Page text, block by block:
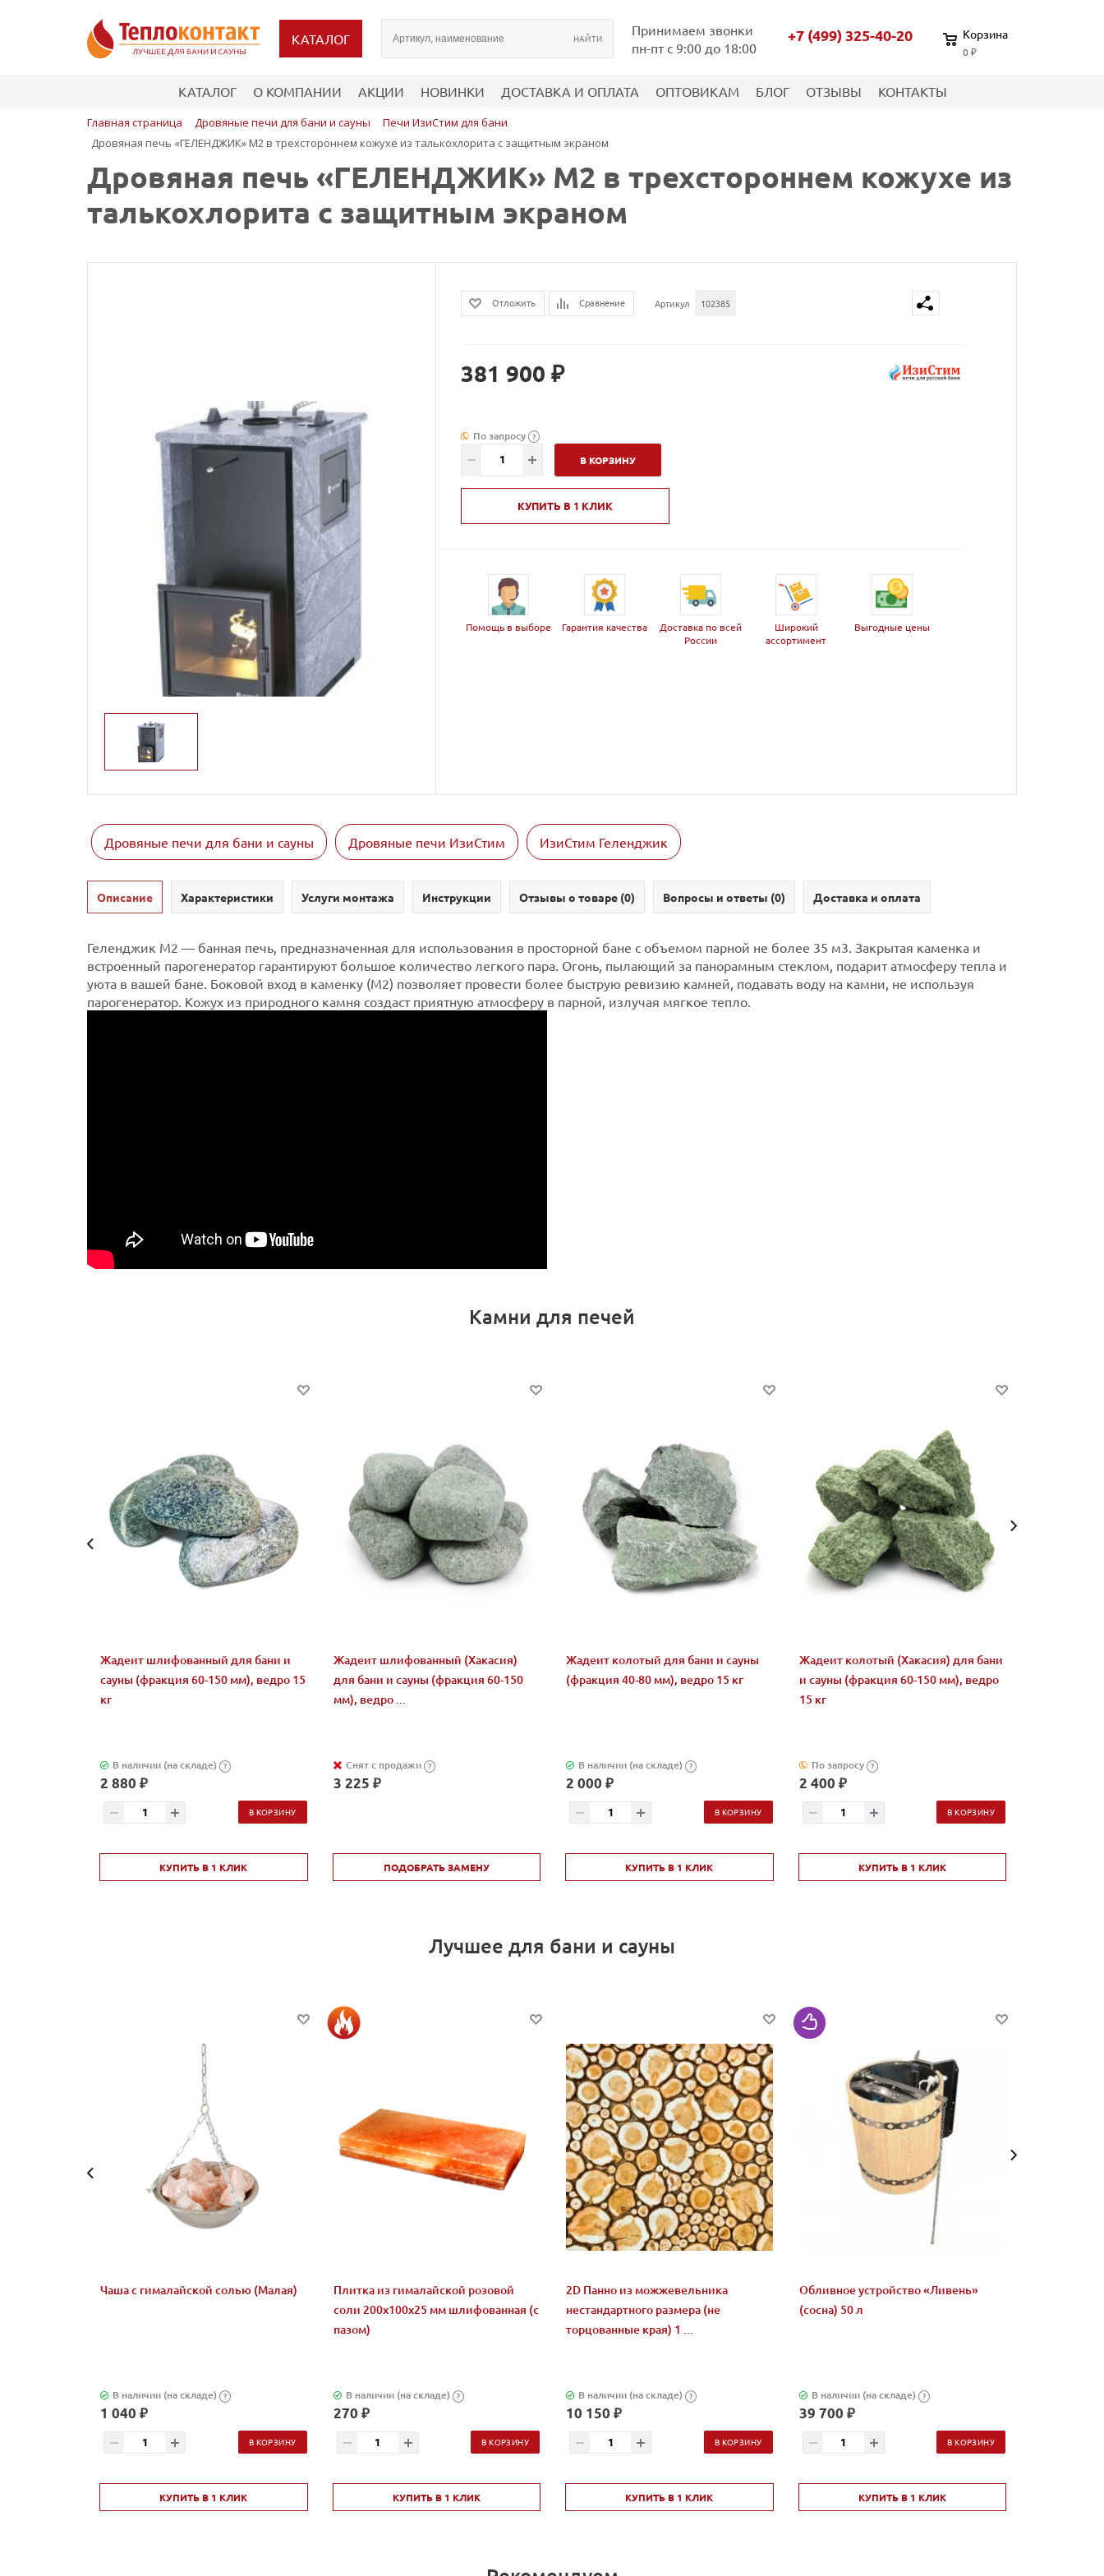
КАТАЛОГ
Принимаем звонки
пн-пт с 9:00 до 18:00
+7 (499) 325-40-20 Корзина
0 ₽
КАТАЛОГ О КОМПАНИИ АКЦИИ НОВИНКИ ДОСТАВКА И ОПЛАТА ОПТОВИКАМ БЛОГ ОТЗЫВЫ КОНТАКТЫ
Главная страница Дровяные печи для бани и сауны
Печи ИзиСтим для бани
Дровяная печь «ГЕЛЕНДЖИК» М2 в трехстороннем кожухе из талькохлорита с защитным экраном
Дровяная печь «ГЕЛЕНДЖИК» М2 в трехстороннем кожухе из
талькохлорита с защитным экраном
Отложить Сравнение Артикул 102385
381 900 ₽
По запросу ?
В КОРЗИНУ
КУПИТЬ В 1 КЛИК
Помощь в выборе Гарантия качества
Доставка по всей
России
Широкий
ассортимент
Выгодные цены
Дровяные печи для бани и сауны Дровяные печи ИзиСтим ИзиСтим Геленджик
Описание Характеристики Услуги монтажа Инструкции Отзывы о товаре (0) Вопросы и ответы (0) Доставка и оплата
Геленджик М2 — банная печь, предназначенная для использования в просторной бане с объемом парной не более 35 м3. Закрытая каменка и
встроенный парогенератор гарантируют большое количество легкого пара. Огонь, пылающий за панорамным стеклом, подарит атмосферу тепла и
уюта в вашей бане. Боковой вход в каменку (М2) позволяет провести более быструю ревизию камней, подавать воду на камни, не используя
парогенератор. Кожух из природного камня создаст приятную атмосферу в парной, излучая мягкое тепло.
Камни для печей
Жадеит шлифованный для бани и
сауны (фракция 60-150 мм), ведро 15
кг
В наличии (на складе) ?
2 880 ₽
В КОРЗИНУ
КУПИТЬ В 1 КЛИК
Жадеит шлифованный (Хакасия)
для бани и сауны (фракция 60-150
мм), ведро ...
Снят с продажи ?
3 225 ₽
ПОДОБРАТЬ ЗАМЕНУ
Жадеит колотый для бани и сауны
(фракция 40-80 мм), ведро 15 кг
В наличии (на складе) ?
2 000 ₽
В КОРЗИНУ
КУПИТЬ В 1 КЛИК
Жадеит колотый (Хакасия) для бани
и сауны (фракция 60-150 мм), ведро
15 кг
По запросу ?
2 400 ₽
В КОРЗИНУ
КУПИТЬ В 1 КЛИК
Лучшее для бани и сауны
Чаша с гималайской солью (Малая)
В наличии (на складе) ?
1 040 ₽
В КОРЗИНУ
КУПИТЬ В 1 КЛИК
Плитка из гималайской розовой
соли 200x100x25 мм шлифованная (с
пазом)
В наличии (на складе) ?
270 ₽
В КОРЗИНУ
КУПИТЬ В 1 КЛИК
2D Панно из можжевельника
нестандартного размера (не
торцованные края) 1 ...
В наличии (на складе) ?
10 150 ₽
В КОРЗИНУ
КУПИТЬ В 1 КЛИК
Обливное устройство «Ливень»
(сосна) 50 л
В наличии (на складе) ?
39 700 ₽
В КОРЗИНУ
КУПИТЬ В 1 КЛИК